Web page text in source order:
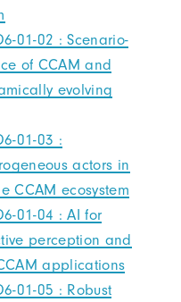
01-02 : Scenario-
of CCAM and
evolving
01-03 :
actors in
CCAM ecosystem
01-04 : AI for
perception and
applications
01-05 : Robust